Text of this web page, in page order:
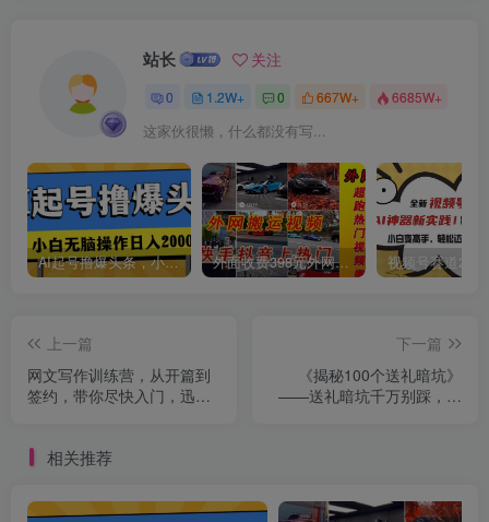
站长 关注
0 1.2W+ 0 667W+ 6685W+
这家伙很懒，什么都没有写...
AI起号撸爆头条，小白也能操作，日入2000+ 外面收费398元外网超跑豪车汽车视频搬运至快手抖音上热门项目
上一篇
网文写作训练营，从开篇到
签约，带你尽快入门，迅速
下一篇
《揭秘100个送礼暗坑》
——送礼暗坑千万别踩，不
相关推荐